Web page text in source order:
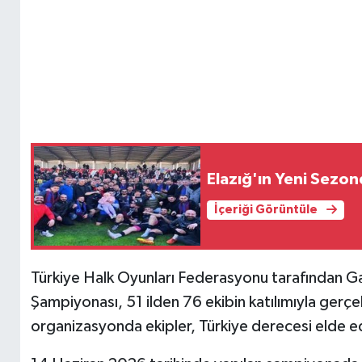
Elazığ'ın Yeni
İçeriği Görüntüle
Türkiye Halk Oyunları Federasyonu tarafından
Şampiyonası, 51 ilden 76 ekibin katılımıyla
organizasyonda ekipler, Türkiye derecesi elde